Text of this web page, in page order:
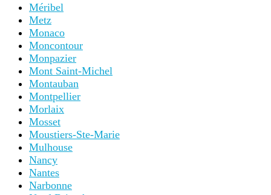
Méribel
Metz
Monaco
Moncontour
Monpazier
Mont Saint-Michel
Montauban
Montpellier
Morlaix
Mosset
Moustiers-Ste-Marie
Mulhouse
Nancy
Nantes
Narbonne